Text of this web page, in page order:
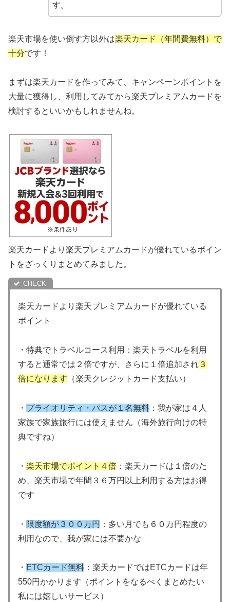
す。
楽天市場を使い倒す方以外は楽天カード（年間費無料）で
十分です！
まずは楽天カードを作ってみて、キャンペーンポイントを
大量に獲得し、利用してみてから楽天プレミアムカードを
検討するといいかもしれませんね。
楽天カードより楽天プレミアムカードが優れているポイン
トをざっくりまとめてみました。
楽天カードより楽天プレミアムカードが優れている
ポイント
・特典でトラベルコース利用：楽天トラベルを利用
すると通常では２倍ですが、さらに１倍追加され ３
倍になります （楽天クレジットカード支払い）
・ プライオリティ・パスが１名無料 ：我が家は４人
家族で家族旅行には使えません（海外旅行向けの特
典ですね）
・ 楽天市場でポイント４倍 ：楽天カードは１倍のた
め、楽天市場で年間３６万円以上利用する方はお得
です
・ 限度額が３００万円 ：多い月でも６０万円程度の
利用なので、我が家には不要かな
・ ETCカード無料 ：楽天カードではETCカードは年
550円かかります（ポイントをなるべくまとめたい
私には嬉しいサービス）